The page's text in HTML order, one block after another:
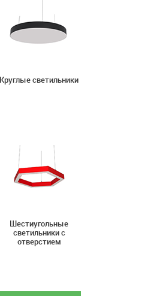
Круглые светильники
Шестиугольные
светильники с
отверстием